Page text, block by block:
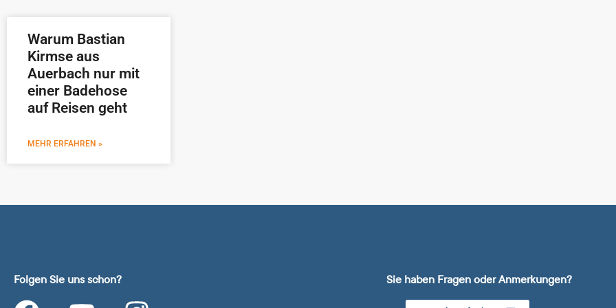
Warum Bastian
Kirmse aus
Auerbach nur mit
einer Badehose
auf Reisen geht
MEHR ERFAHREN »
Folgen Sie uns schon? Sie haben Fragen oder Anmerkungen?